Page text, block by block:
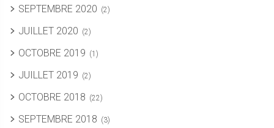
SEPTEMBRE 2020 (2)
JUILLET 2020 (2)
OCTOBRE 2019 (1)
JUILLET 2019 (2)
OCTOBRE 2018 (22)
SEPTEMBRE 2018 (3)